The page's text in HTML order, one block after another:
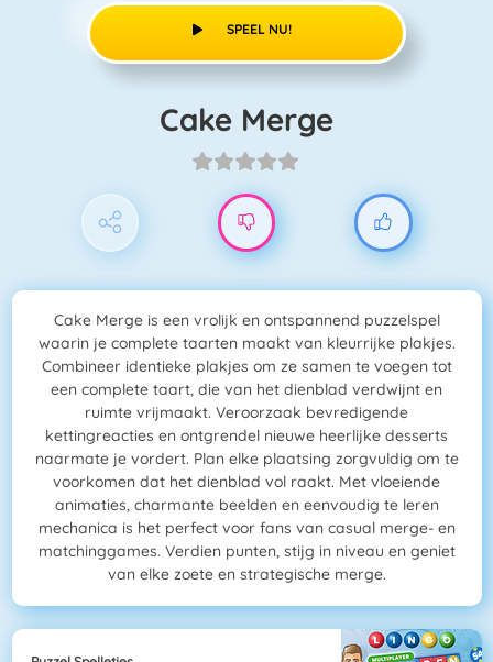
SPEEL NU!
Cake Merge
Cake Merge is een vrolijk en ontspannend puzzelspel
waarin je complete taarten maakt van kleurrijke plakjes.
Combineer identieke plakjes om ze samen te voegen tot
een complete taart, die van het dienblad verdwijnt en
ruimte vrijmaakt. Veroorzaak bevredigende
kettingreacties en ontgrendel nieuwe heerlijke desserts
naarmate je vordert. Plan elke plaatsing zorgvuldig om te
voorkomen dat het dienblad vol raakt. Met vloeiende
animaties, charmante beelden en eenvoudig te leren
mechanica is het perfect voor fans van casual merge- en
matchinggames. Verdien punten, stijg in niveau en geniet
van elke zoete en strategische merge.